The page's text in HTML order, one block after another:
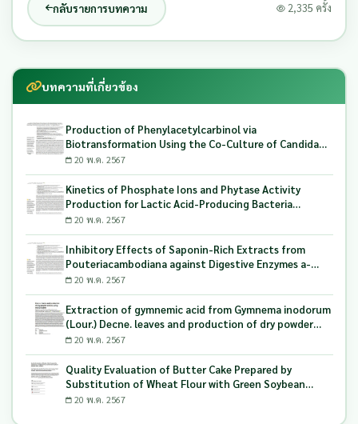
กลับรายการบทความ 2,335 ครั้ง
บทความที่เกี่ยวข้อง
Production of Phenylacetylcarbinol via
Biotransformation Using the Co-Culture of Candida
tropicalis TISTR 5306 and Saccharomyces cerevisiae
TISTR 5606 as the Biocatalyst
20 พ.ค. 2567
Kinetics of Phosphate Ions and Phytase Activity
Production for Lactic Acid-Producing Bacteria
Utilizing Milling and Whitening Stages Rice Bran as
Biopolymer Substrates
20 พ.ค. 2567
Inhibitory Effects of Saponin-Rich Extracts from
Pouteriacambodiana against Digestive Enzymes a-
Glucosidase and Pancreatic Lipase
20 พ.ค. 2567
Extraction of gymnemic acid from Gymnema inodorum
(Lour.) Decne. leaves and production of dry powder
extract using maltodextrin
20 พ.ค. 2567
Quality Evaluation of Butter Cake Prepared by
Substitution of Wheat Flour with Green Soybean
(Glycine Max L.) Okara
20 พ.ค. 2567